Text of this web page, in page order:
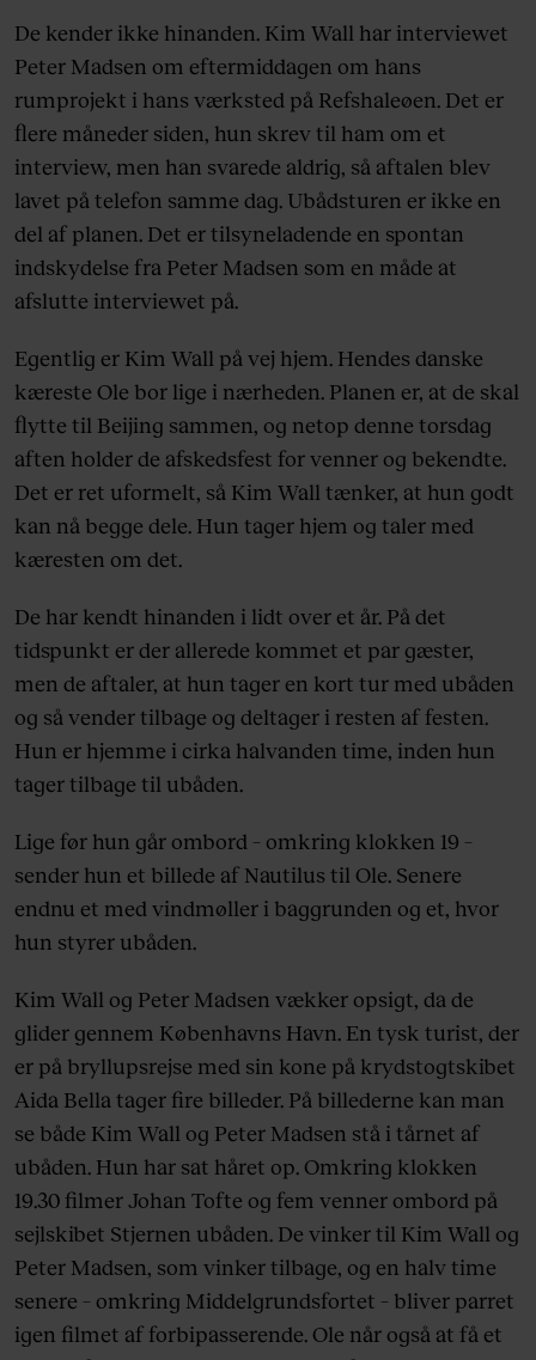
De kender ikke hinanden. Kim Wall har interviewet
Peter Madsen om eftermiddagen om hans
rumprojekt i hans værksted på Refshaleøen. Det er
flere måneder siden, hun skrev til ham om et
interview, men han svarede aldrig, så aftalen blev
lavet på telefon samme dag. Ubådsturen er ikke en
del af planen. Det er tilsyneladende en spontan
indskydelse fra Peter Madsen som en måde at
afslutte interviewet på.
Egentlig er Kim Wall på vej hjem. Hendes danske
kæreste Ole bor lige i nærheden. Planen er, at de skal
flytte til Beijing sammen, og netop denne torsdag
aften holder de afskedsfest for venner og bekendte.
Det er ret uformelt, så Kim Wall tænker, at hun godt
kan nå begge dele. Hun tager hjem og taler med
kæresten om det.
De har kendt hinanden i lidt over et år. På det
tidspunkt er der allerede kommet et par gæster,
men de aftaler, at hun tager en kort tur med ubåden
og så vender tilbage og deltager i resten af festen.
Hun er hjemme i cirka halvanden time, inden hun
tager tilbage til ubåden.
Lige før hun går ombord – omkring klokken 19 –
sender hun et billede af Nautilus til Ole. Senere
endnu et med vindmøller i baggrunden og et, hvor
hun styrer ubåden.
Kim Wall og Peter Madsen vækker opsigt, da de
glider gennem Københavns Havn. En tysk turist, der
er på bryllupsrejse med sin kone på krydstogtskibet
Aida Bella tager fire billeder. På billederne kan man
se både Kim Wall og Peter Madsen stå i tårnet af
ubåden. Hun har sat håret op. Omkring klokken
19.30 filmer Johan Tofte og fem venner ombord på
sejlskibet Stjernen ubåden. De vinker til Kim Wall og
Peter Madsen, som vinker tilbage, og en halv time
senere – omkring Middelgrundsfortet – bliver parret
igen filmet af forbipasserende. Ole når også at få et